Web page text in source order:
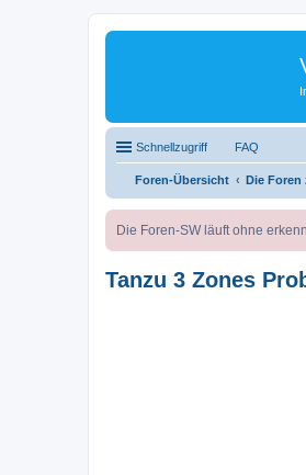
Schnellzugriff FAQ
Foren-Übersicht Die Foren
Die Foren-SW läuft ohne
Tanzu 3 Zones